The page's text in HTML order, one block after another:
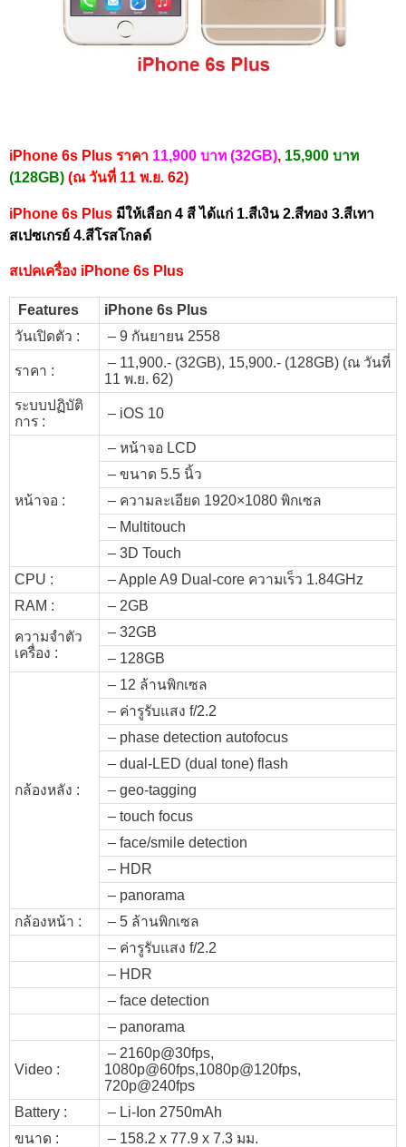
iPhone 6s Plus ราคา 11,900 บาท (32GB), 15,900 บาท
(128GB) (ณ วันที่ 11 พ.ย. 62)
iPhone 6s Plus มีให้เลือก 4 สี ได้แก่ 1.สีเงิน 2.สีทอง 3.สีเทา
สเปซเกรย์ 4.สีโรสโกลด์
สเปคเครื่อง iPhone 6s Plus
Features
iPhone 6s Plus
วันเปิดตัว :
– 9 กันยายน 2558
ราคา :
– 11,900.- (32GB), 15,900.- (128GB) (ณ วันที่
11 พ.ย. 62)
ระบบปฏิบัติ
การ :
– iOS 10
หน้าจอ :
– หน้าจอ LCD
– ขนาด 5.5 นิ้ว
– ความละเอียด 1920×1080 พิกเซล
– Multitouch
– 3D Touch
CPU :
– Apple A9 Dual-core ความเร็ว 1.84GHz
RAM :
– 2GB
ความจำตัว
เครื่อง :
– 32GB
– 128GB
กล้องหลัง :
– 12 ล้านพิกเซล
– ค่ารูรับแสง f/2.2
– phase detection autofocus
– dual-LED (dual tone) flash
– geo-tagging
– touch focus
– face/smile detection
– HDR
– panorama
กล้องหน้า :
– 5 ล้านพิกเซล
– ค่ารูรับแสง f/2.2
– HDR
– face detection
– panorama
Video :
– 2160p@30fps,
1080p@60fps,1080p@120fps,
720p@240fps
Battery :
– Li-Ion 2750mAh
ขนาด :
– 158.2 x 77.9 x 7.3 มม.